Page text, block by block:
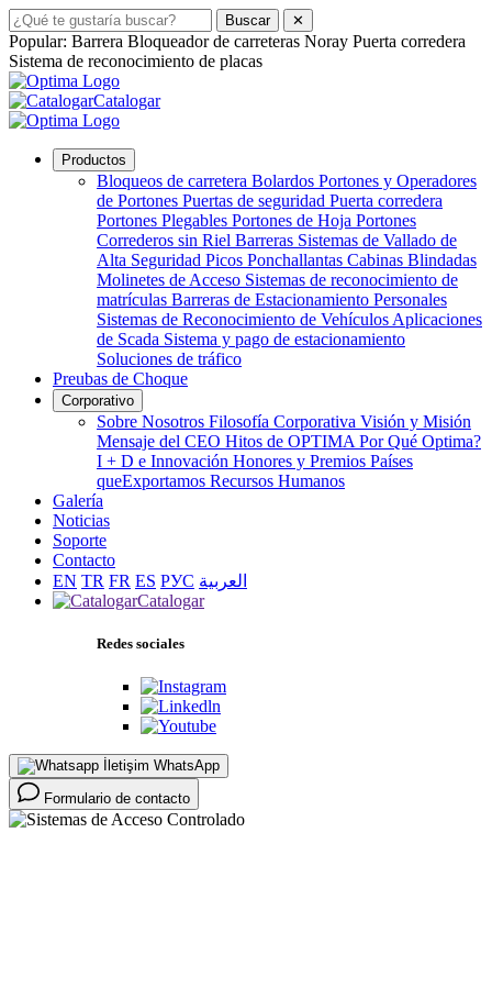
Buscar ✕
Popular: Barrera Bloqueador de carreteras Noray Puerta corredera
Sistema de reconocimiento de placas
Catalogar
Productos
Bloqueos de carretera Bolardos Portones y Operadores
de Portones Puertas de seguridad Puerta corredera
Portones Plegables Portones de Hoja Portones
Correderos sin Riel Barreras Sistemas de Vallado de
Alta Seguridad Picos Ponchallantas Cabinas Blindadas
Molinetes de Acceso Sistemas de reconocimiento de
matrículas Barreras de Estacionamiento Personales
Sistemas de Reconocimiento de Vehículos Aplicaciones
de Scada Sistema y pago de estacionamiento
Soluciones de tráfico
Preubas de Choque
Corporativo
Sobre Nosotros Filosofía Corporativa Visión y Misión
Mensaje del CEO Hitos de OPTIMA Por Qué Optima?
I + D e Innovación Honores y Premios Países
queExportamos Recursos Humanos
Galería
Noticias
Soporte
Contacto
EN TR FR ES РУС العربية
Catalogar
Redes sociales
WhatsApp
Formulario de contacto